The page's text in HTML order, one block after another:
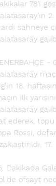
78'i
sahneye
-
18.
ilk
ederek,
Rossi,
17.
Dakikada
de ofsayt